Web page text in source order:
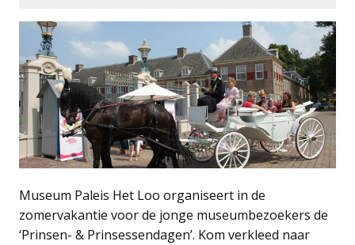
Museum Paleis Het Loo organiseert in de
zomervakantie voor de jonge museumbezoekers de
‘Prinsen- & Prinsessendagen’. Kom verkleed naar